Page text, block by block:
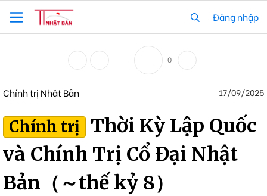
Đăng nhập
0
Chính trị Nhật Bản 17/09/2025
Chính trị Thời Kỳ Lập Quốc
và Chính Trị Cổ Đại Nhật
Bản（～thế kỷ 8）